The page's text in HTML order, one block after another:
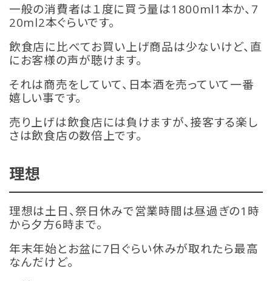
一般の消費者は１度に買う量は1800ml1本か、7
20ml2本ぐらいです。
飲食店に比べてお買い上げ商品は少ないけど、直
にお客様の声が聴けます。
それは商売をしていて、日本酒を売っていて一番
嬉しい事です。
売り上げは飲食店には負けますが、接客する楽し
さは飲食店の数倍上です。
理想
理想は土日、祭日休みで営業時間は昼過ぎの1時
から夕方6時まで。
年末年始とお盆に7日ぐらい休みが取れたら最高
なんだけど。